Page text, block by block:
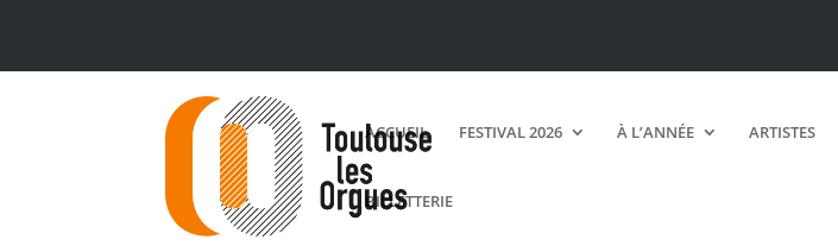
ACCUEIL FESTIVAL 2026 À L’ANNÉE ARTISTES
BILLETTERIE